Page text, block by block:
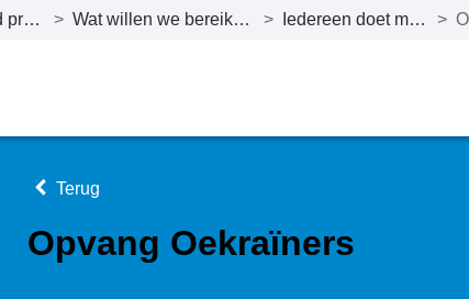
Beleid programma 4 > Wat willen we bereiken tot en met 2027? > Iedereen doet mee en hoort erbij >
Terug
Opvang Oekraïners